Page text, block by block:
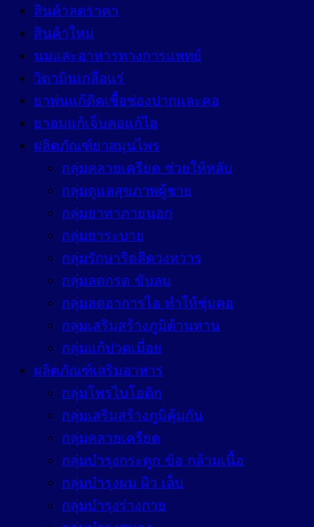
สินค้าลดราคา
สินค้าใหม่
นมและอาหารทางการแพทย์
วิตามินเกลือแร่
ยาพ่นแก้ติดเชื้อช่องปากและคอ
ยาอมแก้เจ็บคอแก้ไอ
ผลิตภัณฑ์ยาสมุนไพร
กลุ่มคลายเครียด ช่วยให้หลับ
กลุ่มดูแลสุขภาพผู้ชาย
กลุ่มยาทาภายนอก
กลุ่มยาระบาย
กลุ่มรักษาริดสีดวงทวาร
กลุ่มลดกรด ขับลม
กลุ่มลดอาการไอ ทำให้ชุ่มคอ
กลุ่มเสริมสร้างภูมิต้านทาน
กลุ่มแก้ปวดเมื่อย
ผลิตภัณฑ์เสริมอาหาร
กลุ่มโพรไบโอติก
กลุ่มเสริมสร้างภูมิคุ้มกัน
กลุ่มคลายเครียด
กลุ่มบำรุงกระดูก ข้อ กล้ามเนื้อ
กลุ่มบำรุงผม ผิว เล็บ
กลุ่มบำรุงร่างกาย